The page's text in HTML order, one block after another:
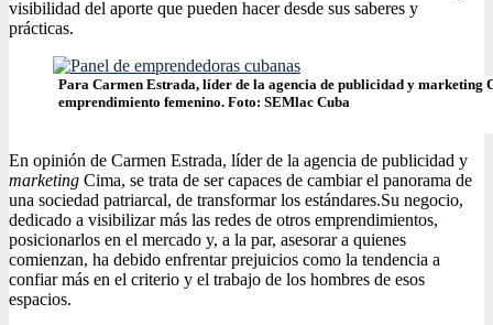
visibilidad del aporte que pueden hacer desde sus saberes y
prácticas.
Para Carmen Estrada, líder de la agencia de publicidad y marketing
emprendimiento femenino. Foto: SEMlac Cuba
En opinión de Carmen Estrada, líder de la agencia de publicidad y
marketing Cima, se trata de ser capaces de cambiar el panorama de
una sociedad patriarcal, de transformar los estándares.Su negocio,
dedicado a visibilizar más las redes de otros emprendimientos,
posicionarlos en el mercado y, a la par, asesorar a quienes
comienzan, ha debido enfrentar prejuicios como la tendencia a
confiar más en el criterio y el trabajo de los hombres de esos
espacios.